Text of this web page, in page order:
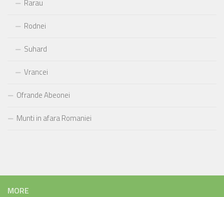
Rarau
Rodnei
Suhard
Vrancei
Ofrande Abeonei
Munti in afara Romaniei
MORE